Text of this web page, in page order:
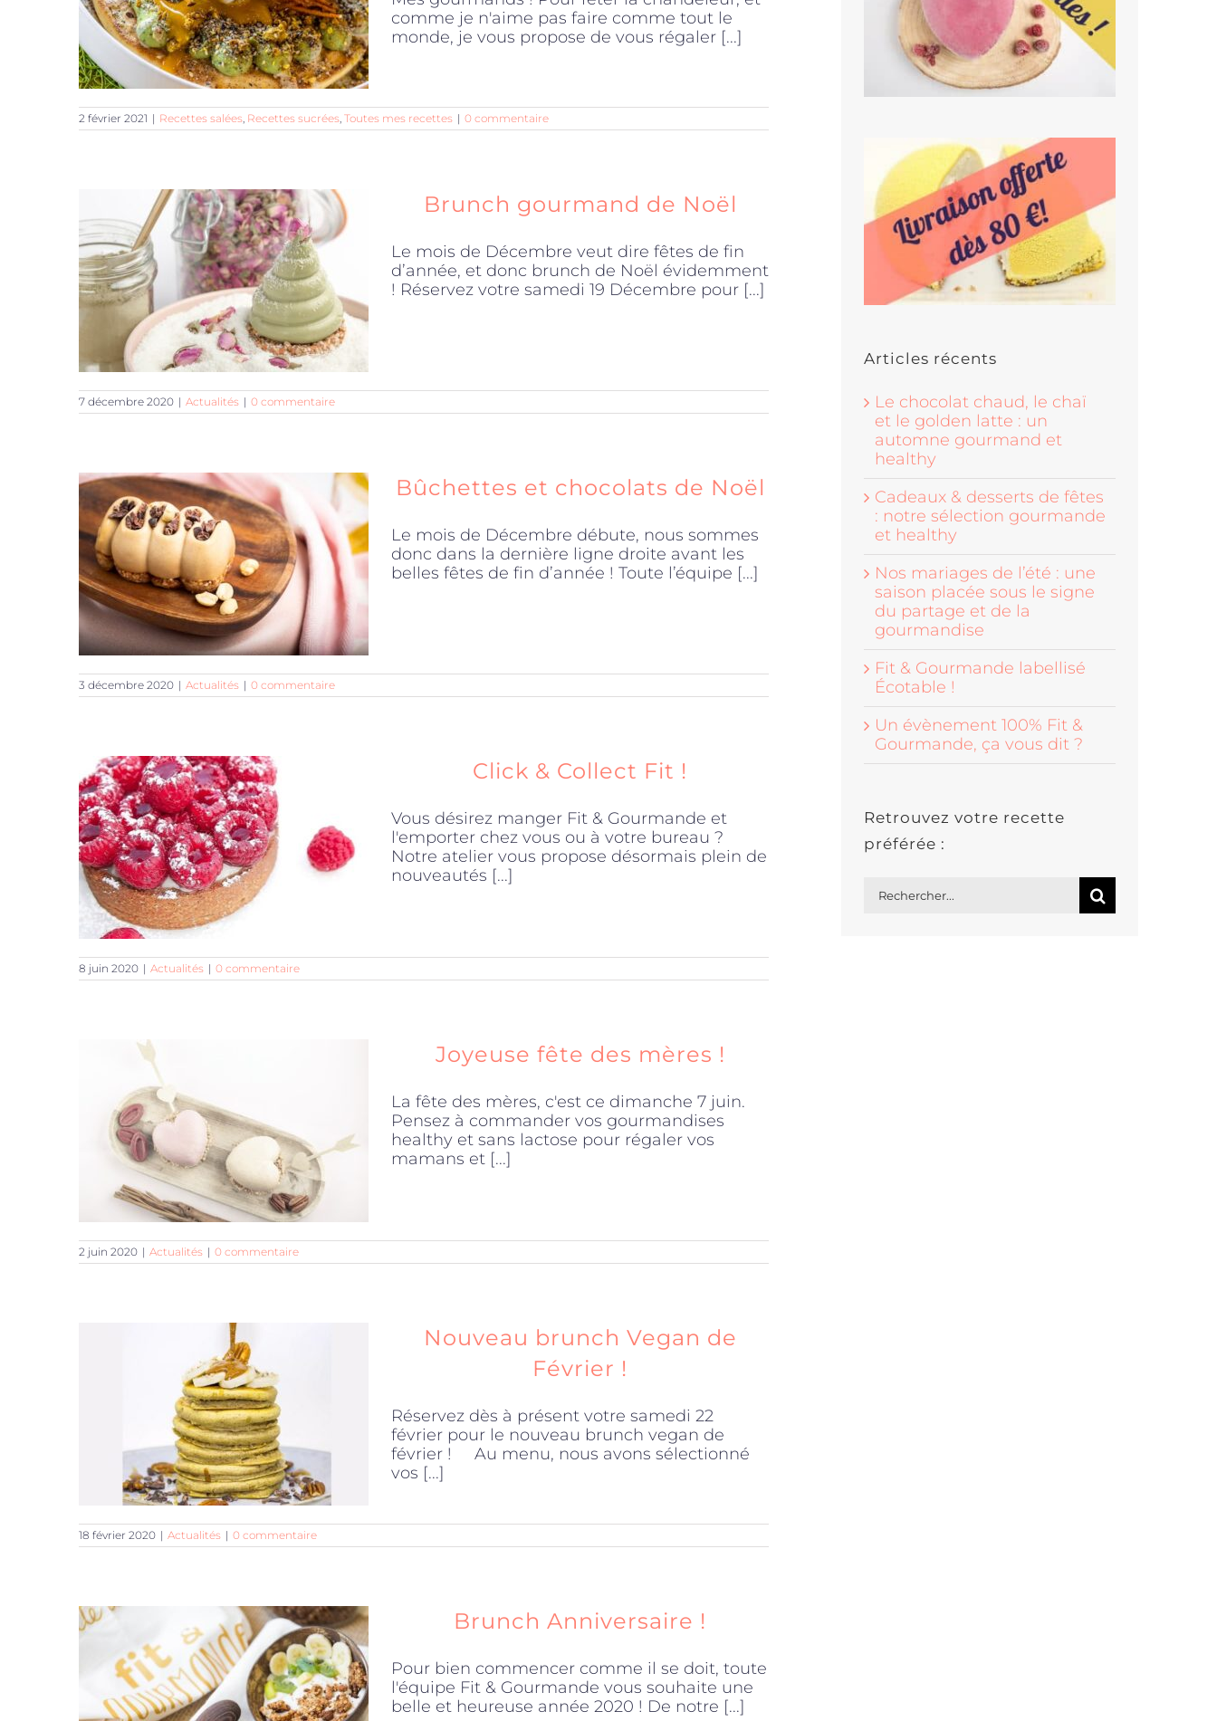
comme je n'aime pas faire comme tout le
monde, je vous propose de vous régaler [...]
2 février 2021 | Recettes salées, Recettes sucrées, Toutes mes recettes | 0 commentaire
Brunch gourmand de Noël
Le mois de Décembre veut dire fêtes de fin
d’année, et donc brunch de Noël évidemment
! Réservez votre samedi 19 Décembre pour [...]
7 décembre 2020 | Actualités | 0 commentaire
Bûchettes et chocolats de Noël
Le mois de Décembre débute, nous sommes
donc dans la dernière ligne droite avant les
belles fêtes de fin d’année ! Toute l’équipe [...]
3 décembre 2020 | Actualités | 0 commentaire
Click & Collect Fit !
Vous désirez manger Fit & Gourmande et
l'emporter chez vous ou à votre bureau ?
Notre atelier vous propose désormais plein de
nouveautés [...]
8 juin 2020 | Actualités | 0 commentaire
Joyeuse fête des mères !
La fête des mères, c'est ce dimanche 7 juin.
Pensez à commander vos gourmandises
healthy et sans lactose pour régaler vos
mamans et [...]
2 juin 2020 | Actualités | 0 commentaire
Nouveau brunch Vegan de
Février !
Réservez dès à présent votre samedi 22
février pour le nouveau brunch vegan de
février ! Au menu, nous avons sélectionné
vos [...]
18 février 2020 | Actualités | 0 commentaire
Brunch Anniversaire !
Pour bien commencer comme il se doit, toute
l'équipe Fit & Gourmande vous souhaite une
belle et heureuse année 2020 ! De notre [...]
Articles récents
Le chocolat chaud, le chaï
et le golden latte : un
automne gourmand et
healthy
Cadeaux & desserts de fêtes
: notre sélection gourmande
et healthy
Nos mariages de l’été : une
saison placée sous le signe
du partage et de la
gourmandise
Fit & Gourmande labellisé
Écotable !
Un évènement 100% Fit &
Gourmande, ça vous dit ?
Retrouvez votre recette
préférée :